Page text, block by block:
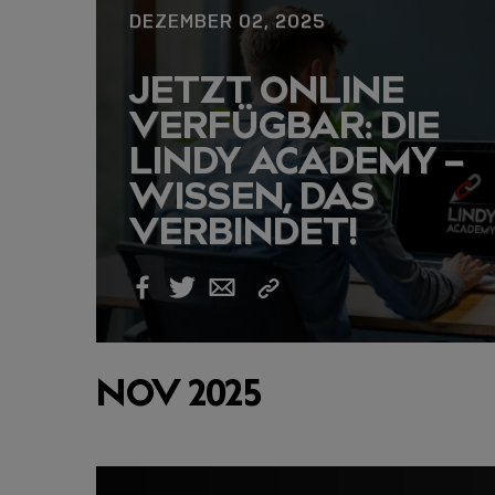
USB-C ÜBER LANGE
DISTANZEN: AKTIVE
USB-C-KABEL FÜR
STABILE 10 GBIT/S
BIS 15 M
DEZEMBER 02, 2025
JETZT ONLINE
VERFÜGBAR: DIE
LINDY ACADEMY –
WISSEN, DAS
VERBINDET!
Facebook
TwitterEmailLink
NOV 2025